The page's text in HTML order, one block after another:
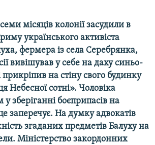
місяців колонії засудили в
українського активіста
фермера із села Серебрянка,
вивішував у себе на даху синьо-
на стіну свого будинку
Небесної сотні». Чоловіка
зберіганні боєприпасів на
заперечує. На думку адвокатів
згаданих предметів Балуху на
Міністерство закордонних